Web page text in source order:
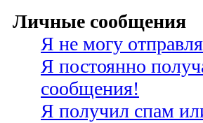
Личные сообщения
Я не могу
Я постоянно
сообщения!
Я получил спам